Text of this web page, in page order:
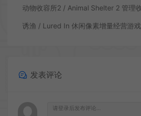
诱渔 / Lured In 休闲像素增量经营游戏
发表评论